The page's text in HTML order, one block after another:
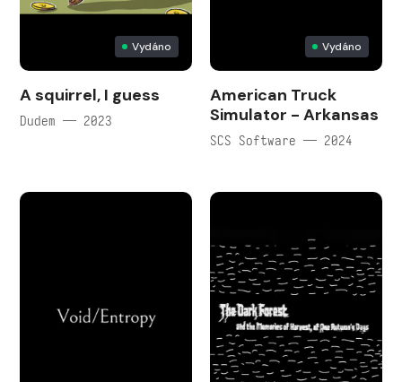
Vydáno
A squirrel, I guess
Dudem — 2023
Vydáno
American Truck
Simulator - Arkansas
SCS Software — 2024